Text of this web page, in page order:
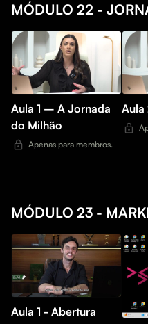
MÓDULO 22 -
Aula 1 – A Jornada
do Milhão
Apenas para membros.
MÓDULO 23 -
Aula 1 - Abertura